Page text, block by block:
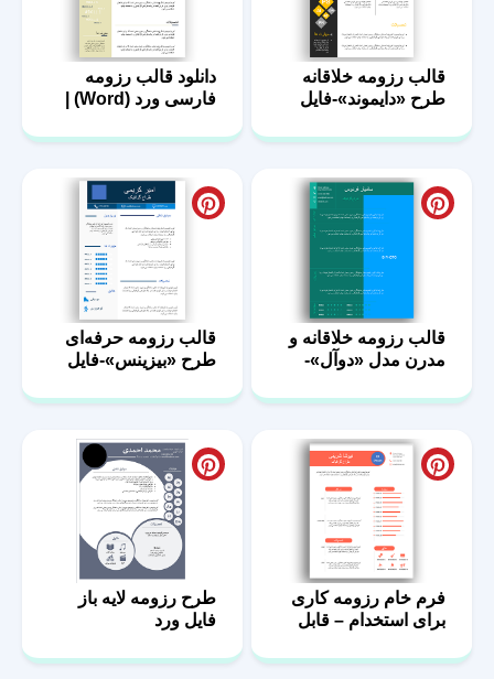
قالب رزومه خلاقانه
طرح «دایموند»-فایل
دانلود قالب رزومه
فارسی ورد (Word) |
قالب رزومه خلاقانه و
مدرن مدل «دوآل»-
قالب رزومه حرفه‌ای
طرح «بیزینس»-فایل
فرم خام رزومه کاری
برای استخدام – قابل
طرح رزومه لایه باز
فایل ورد